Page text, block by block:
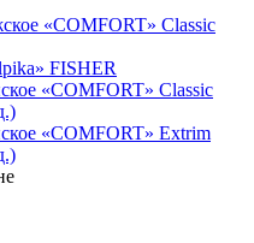
«COMFORT» Classic
FISHER
«COMFORT» Classic
«COMFORT» Extrim